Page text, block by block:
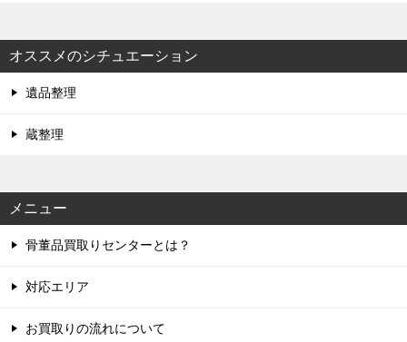
オススメのシチュエーション
遺品整理
蔵整理
メニュー
骨董品買取りセンターとは？
対応エリア
お買取りの流れについて